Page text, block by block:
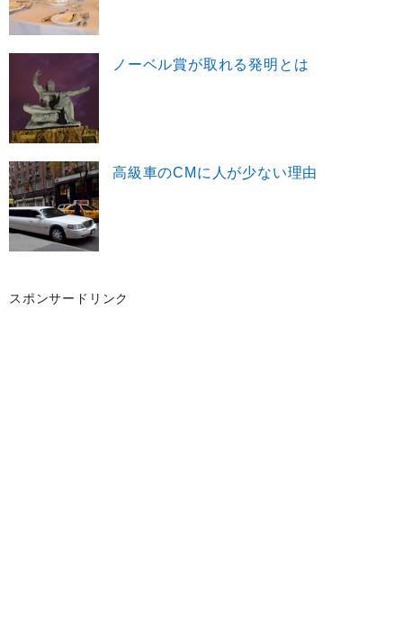
ノーベル賞が取れる発明とは
高級車のCMに人が少ない理由
スポンサードリンク